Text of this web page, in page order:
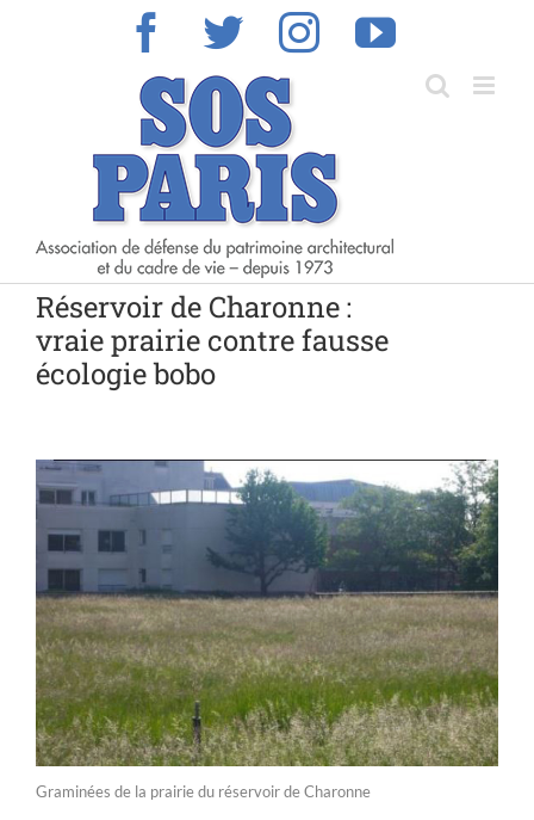
Facebook
TwitterInstagram
Réservoir de Charonne :
vraie prairie contre fausse
écologie bobo
Graminées de la prairie du réservoir de Charonne